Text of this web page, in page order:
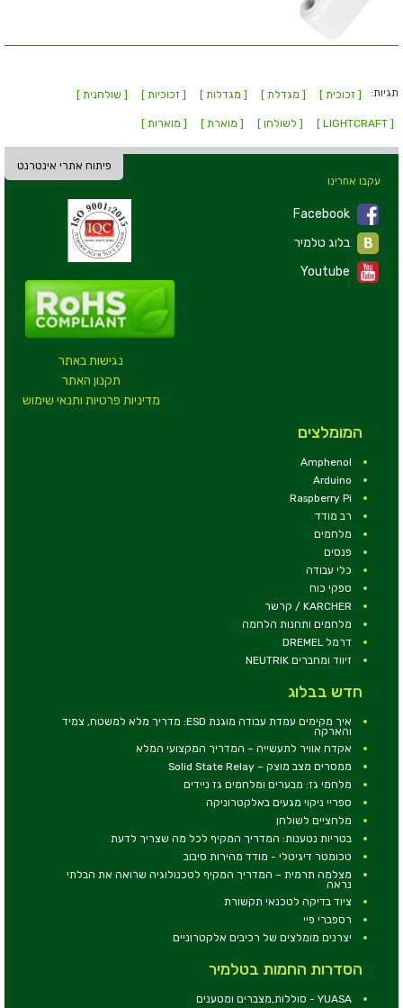
תגיות: [ זכוכית ] [ מגדלת ] [ מגדלות ] [ זכוכיות ] [ שולחנית ]
[ LIGHTCRAFT ] [ לשולחן ] [ מוארת ] [ מוארות ]
פיתוח אתרי אינטרנט
נגישות באתר
תקנון האתר
מדיניות פרטיות ותנאי שימוש
עקבו אחרינו
Facebook
Youtube
המומלצים
Amphenol
Arduino
Raspberry Pi
רב מודד
מלחמים
פנסים
כלי עבודה
ספקי כוח
KARCHER / קרשר
מלחמים ותחנות הלחמה
דרמל DREMEL
זיווד ומחברים NEUTRIK
חדש בבלוג
איך מקימים עמדת עבודה מוגנת ESD: מדריך מלא למשטח, צמיד
והארקה
אקדח אוויר לתעשייה – המדריך המקצועי המלא
ממסרים מצב מוצק – Solid State Relay
מלחמי גז: מבערים ומלחמים גז ניידים
ספריי ניקוי מגעים באלקטרוניקה
מלחציים לשולחן
בטריות נטענות: המדריך המקיף לכל מה שצריך לדעת
טכומטר דיגיטלי - מודד מהירות סיבוב
מצלמה תרמית – המדריך המקיף לטכנולוגיה שרואה את הבלתי
נראה
ציוד בדיקה לטכנאי תקשורת
רספברי פיי
יצרנים מומלצים של רכיבים אלקטרוניים
הסדרות החמות בטלמיר
YUASA - סוללות,מצברים ומטענים